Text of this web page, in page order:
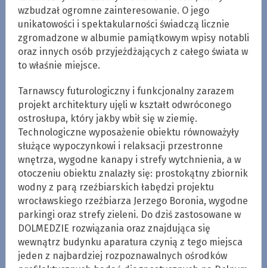
wzbudzał ogromne zainteresowanie. O jego
unikatowości i spektakularności świadczą licznie
zgromadzone w albumie pamiątkowym wpisy notabli
oraz innych osób przyjeżdżających z całego świata w
to właśnie miejsce.
Tarnawscy futurologiczny i funkcjonalny zarazem
projekt architektury ujęli w kształt odwróconego
ostrosłupa, który jakby wbił się w ziemię.
Technologiczne wyposażenie obiektu równoważyły
służące wypoczynkowi i relaksacji przestronne
wnętrza, wygodne kanapy i strefy wytchnienia, a w
otoczeniu obiektu znalazły się: prostokątny zbiornik
wodny z parą rzeźbiarskich łabędzi projektu
wrocławskiego rzeźbiarza Jerzego Boronia, wygodne
parkingi oraz strefy zieleni. Do dziś zastosowane w
DOLMEDZIE rozwiązania oraz znajdująca się
wewnątrz budynku aparatura czynią z tego miejsca
jeden z najbardziej rozpoznawalnych ośrodków